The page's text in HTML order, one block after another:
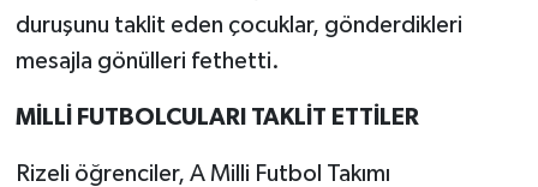
duruşunu taklit eden çocuklar, gönderdikleri
mesajla gönülleri fethetti.
MİLLİ FUTBOLCULARI TAKLİT ETTİLER
Rizeli öğrenciler, A Milli Futbol Takımı